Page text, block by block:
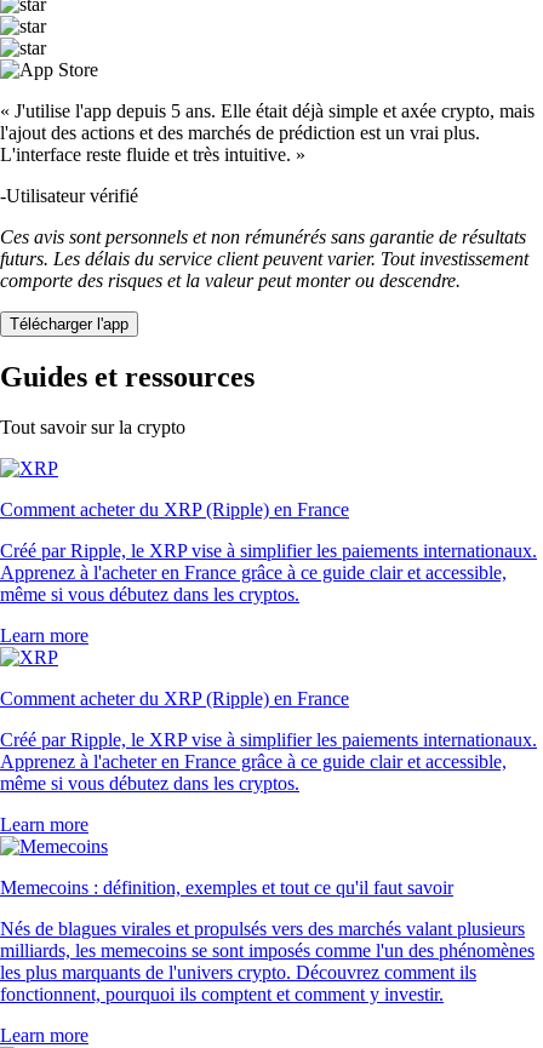
« J'utilise l'app depuis 5 ans. Elle était déjà simple et axée crypto, mais
l'ajout des actions et des marchés de prédiction est un vrai plus.
L'interface reste fluide et très intuitive. »
-Utilisateur vérifié
Ces avis sont personnels et non rémunérés sans garantie de résultats
futurs. Les délais du service client peuvent varier. Tout investissement
comporte des risques et la valeur peut monter ou descendre.
Télécharger l'app
Guides et ressources
Tout savoir sur la crypto
Comment acheter du XRP (Ripple) en France
Créé par Ripple, le XRP vise à simplifier les paiements internationaux.
Apprenez à l'acheter en France grâce à ce guide clair et accessible,
même si vous débutez dans les cryptos.
Learn more
Comment acheter du XRP (Ripple) en France
Créé par Ripple, le XRP vise à simplifier les paiements internationaux.
Apprenez à l'acheter en France grâce à ce guide clair et accessible,
même si vous débutez dans les cryptos.
Learn more
Memecoins : définition, exemples et tout ce qu'il faut savoir
Nés de blagues virales et propulsés vers des marchés valant plusieurs
milliards, les memecoins se sont imposés comme l'un des phénomènes
les plus marquants de l'univers crypto. Découvrez comment ils
fonctionnent, pourquoi ils comptent et comment y investir.
Learn more